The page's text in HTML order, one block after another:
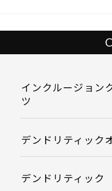
インクルージョン
ツ
デンドリティック
デンドリティック